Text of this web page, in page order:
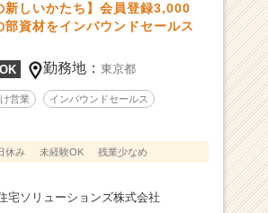
（C
h
e
r
C
e
r）
新しいかたち】会員登録3,000
部資材をインバウンドセールス
勤務地：東京都
営業 インバウンドセールス
休み 未経験OK 残業少なめ
宅ソリューションズ株式会社